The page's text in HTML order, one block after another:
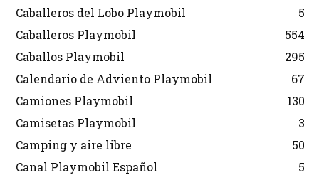
Caballeros del Lobo Playmobil
5
Caballeros Playmobil
554
Caballos Playmobil
295
Calendario de Adviento Playmobil
67
Camiones Playmobil
130
Camisetas Playmobil
3
Camping y aire libre
50
Canal Playmobil Español
5